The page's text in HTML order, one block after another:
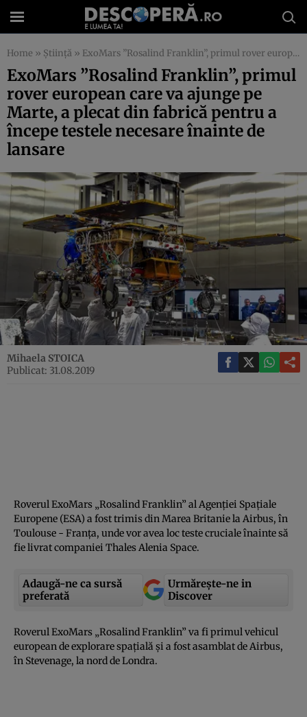
Home » Știință » ExoMars ”Rosalind Franklin”, primul rover european care va ajunge pe Marte, a plecat din fabrică pentru a începe testele necesare înainte de lansare
ExoMars ”Rosalind Franklin”, primul
rover european care va ajunge pe
Marte, a plecat din fabrică pentru a
începe testele necesare înainte de
lansare
Mihaela STOICA
Publicat: 31.08.2019
Roverul ExoMars „Rosalind Franklin” al Agenţiei Spaţiale
Europene (ESA) a fost trimis din Marea Britanie la Airbus, în
Toulouse - Franţa, unde vor avea loc teste cruciale înainte să
fie livrat companiei Thales Alenia Space.
Adaugă-ne ca sursă
preferată
Urmărește-ne in
Discover
Roverul ExoMars „Rosalind Franklin” va fi primul vehicul
european de explorare spaţială şi a fost asamblat de Airbus,
în Stevenage, la nord de Londra.